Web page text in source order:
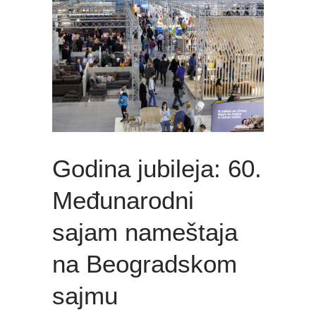
Godina jubileja: 60.
Međunarodni
sajam nameštaja
na Beogradskom
sajmu